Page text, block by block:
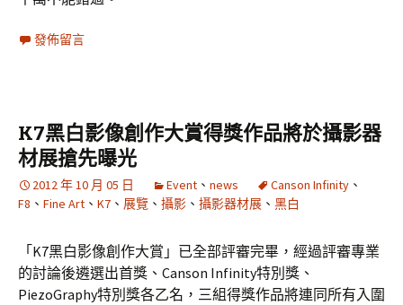
發佈留言
K7黑白影像創作大賞得獎作品將於攝影器
材展搶先曝光
2012 年 10 月 05 日 Event 、 news Canson Infinity 、
F8 、 Fine Art 、 K7 、 展覽 、 攝影 、 攝影器材展 、 黑白
「K7黑白影像創作大賞」已全部評審完畢，經過評審專業
的討論後遴選出首獎、Canson Infinity特別獎、
PiezoGraphy特別獎各乙名，三組得獎作品將連同所有入圍